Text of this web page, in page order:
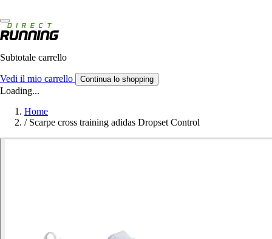
Subtotale carrello
Vedi il mio carrello Continua lo shopping
Loading...
Home
/ Scarpe cross training adidas Dropset Control